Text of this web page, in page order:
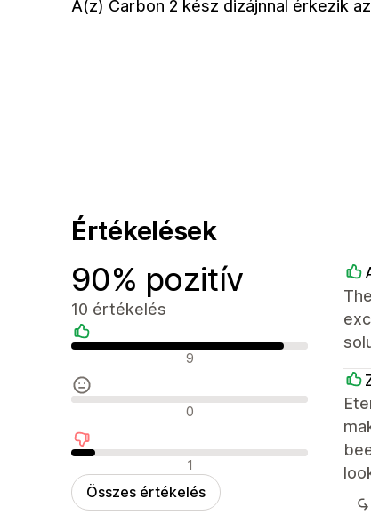
A(z) Carbon 2 kész dizájnnal érkezik
Értékelések
90% pozitív
10 értékelés
Pozitív értékelések
9
Semleges értékelések
0
Negatív értékelések
1
Összes értékelés